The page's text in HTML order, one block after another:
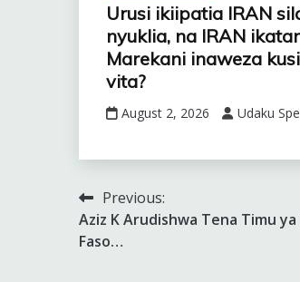
Urusi ikiipatia IRAN
nyuklia, na IRAN
Marekani inaweza
vita?
August 2, 2026 Udaku
Post
navigation
Previous:
Aziz K Arudishwa Tena Timu
Faso…